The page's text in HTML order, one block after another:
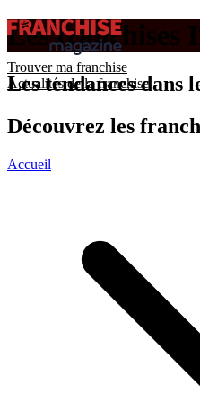
Trouver ma franchise
Actualités de la franchise
Les franchises
Les tendances
Découvrez les
Accueil